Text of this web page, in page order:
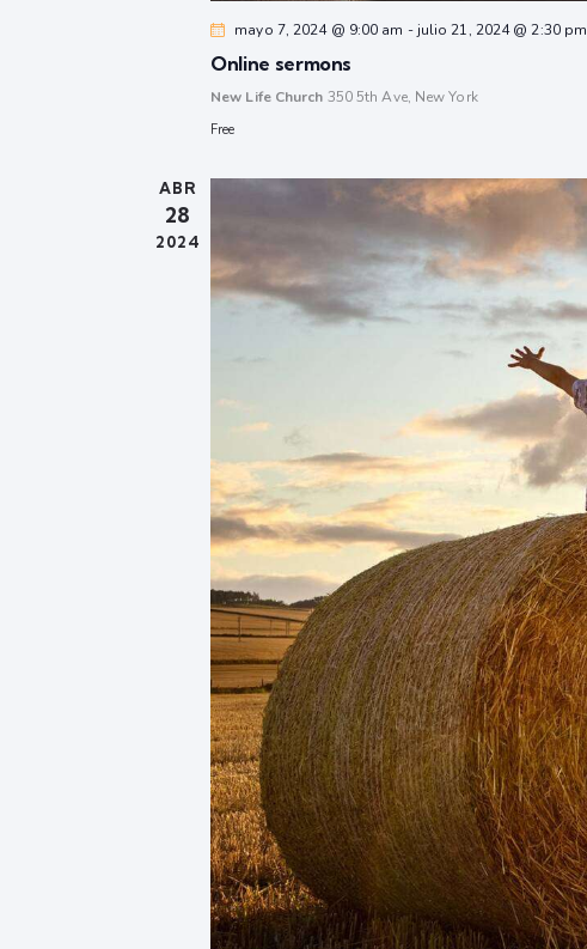
mayo 7, 2024 @ 9:00 am -julio 21, 2024 @ 2:30 pm
Online sermons
New Life Church 350 5th Ave, New York
Free
ABR
28
2024